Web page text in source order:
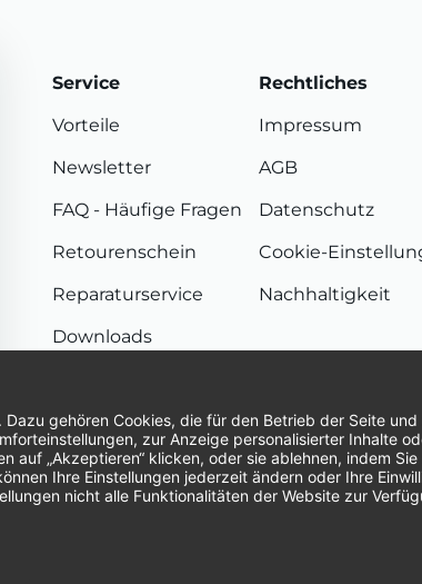
Service
Vorteile
Newsletter
FAQ - Häufige Fragen
Retourenschein
Reparaturservice
Downloads
Rechtliches
Impressum
AGB
Datenschutz
Cookie-
Nachhaltigkeit